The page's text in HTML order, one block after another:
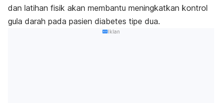
dan latihan fisik akan membantu meningkatkan kontrol
gula darah pada pasien diabetes tipe dua.
Iklan